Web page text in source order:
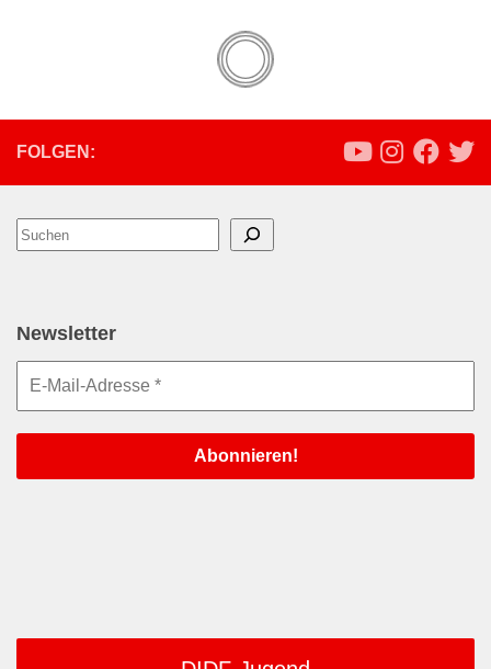
FOLGEN:
Suchen
Newsletter